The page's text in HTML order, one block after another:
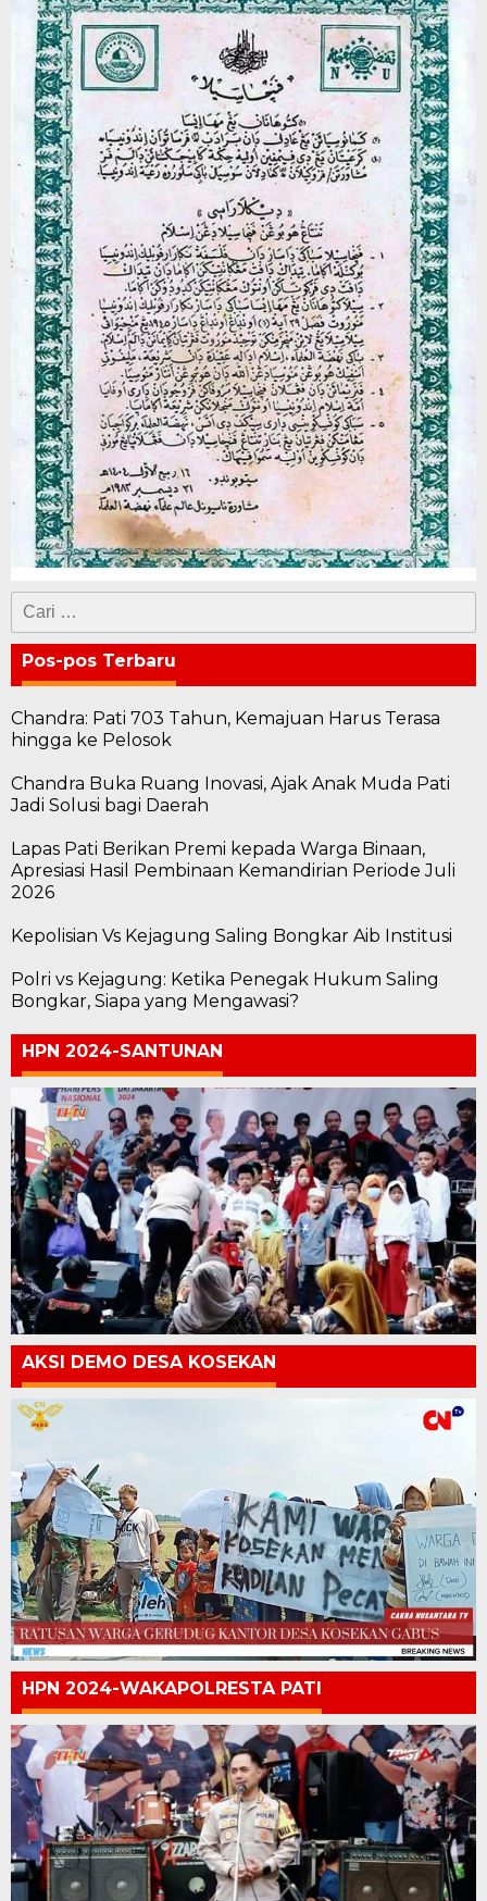
Cari
untuk:
Pos-pos Terbaru
Chandra: Pati 703 Tahun, Kemajuan Harus Terasa
hingga ke Pelosok
Chandra Buka Ruang Inovasi, Ajak Anak Muda Pati
Jadi Solusi bagi Daerah
Lapas Pati Berikan Premi kepada Warga Binaan,
Apresiasi Hasil Pembinaan Kemandirian Periode Juli
2026
Kepolisian Vs Kejagung Saling Bongkar Aib Institusi
Polri vs Kejagung: Ketika Penegak Hukum Saling
Bongkar, Siapa yang Mengawasi?
HPN 2024-SANTUNAN
AKSI DEMO DESA KOSEKAN
HPN 2024-WAKAPOLRESTA PATI